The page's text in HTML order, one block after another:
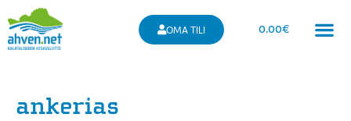
OMA TILI 0.00€
ankerias